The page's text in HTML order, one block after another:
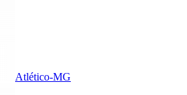
Atlético-MG